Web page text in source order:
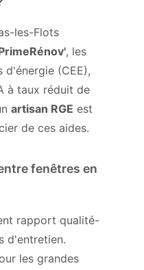
les-Flots
, les
(CEE),
à taux réduit de
artisan RGE est
de ces aides.
fenêtres en
rapport qualité-
d'entretien.
les grandes